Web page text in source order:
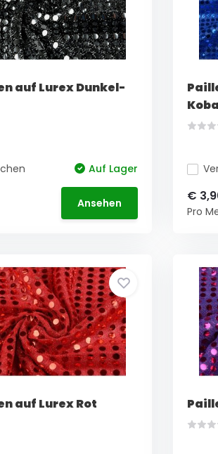
auf Lurex Dunkel-
Auf Lager
Ansehen €
Pro
auf Lurex Rot